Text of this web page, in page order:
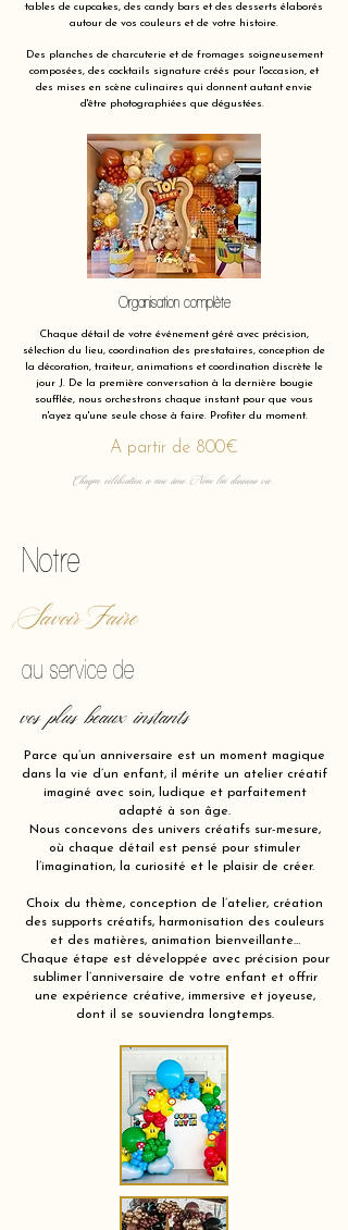
tables de cupcakes, des candy bars et des desserts élaborés
autour de vos couleurs et de votre histoire.
Des planches de charcuterie et de fromages soigneusement
composées, des cocktails signature créés pour l'occasion, et
des mises en scène culinaires qui donnent autant envie
d'être photographiées que dégustées.
Organisation complète
Chaque détail de votre événement géré avec précision,
sélection du lieu, coordination des prestataires, conception de
la décoration, traiteur, animations et coordination discrète le
jour J. De la première conversation à la dernière bougie
soufflée, nous orchestrons chaque instant pour que vous
n'ayez qu'une seule chose à faire. Profiter du moment.
A partir de 800€
Chaque célébration a une âme. Nous lui donnons vie.
Notre
Savoir Faire
au service de
vos plus beaux instants
Parce qu’un anniversaire est un moment magique
dans la vie d’un enfant, il mérite un atelier créatif
imaginé avec soin, ludique et parfaitement
adapté à son âge.
Nous concevons des univers créatifs sur-mesure,
où chaque détail est pensé pour stimuler
l’imagination, la curiosité et le plaisir de créer.
Choix du thème, conception de l’atelier, création
des supports créatifs, harmonisation des couleurs
et des matières, animation bienveillante…
Chaque étape est développée avec précision pour
sublimer l’anniversaire de votre enfant et offrir
une expérience créative, immersive et joyeuse,
dont il se souviendra longtemps.